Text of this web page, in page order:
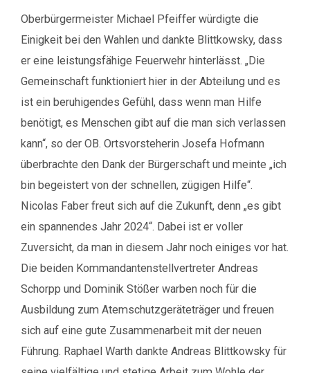
Oberbürgermeister Michael Pfeiffer würdigte die
Einigkeit bei den Wahlen und dankte Blittkowsky, dass
er eine leistungsfähige Feuerwehr hinterlässt. „Die
Gemeinschaft funktioniert hier in der Abteilung und es
ist ein beruhigendes Gefühl, dass wenn man Hilfe
benötigt, es Menschen gibt auf die man sich verlassen
kann“, so der OB. Ortsvorsteherin Josefa Hofmann
überbrachte den Dank der Bürgerschaft und meinte „ich
bin begeistert von der schnellen, zügigen Hilfe“.
Nicolas Faber freut sich auf die Zukunft, denn „es gibt
ein spannendes Jahr 2024“. Dabei ist er voller
Zuversicht, da man in diesem Jahr noch einiges vor hat.
Die beiden Kommandantenstellvertreter Andreas
Schorpp und Dominik Stößer warben noch für die
Ausbildung zum Atemschutzgeräteträger und freuen
sich auf eine gute Zusammenarbeit mit der neuen
Führung. Raphael Warth dankte Andreas Blittkowsky für